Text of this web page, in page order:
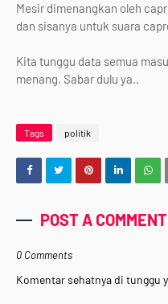
Mesir dimenangkan oleh
dan sisanya untuk suara
Kita tunggu data semua
menang. Sabar dulu ya..
Tags politik
POST A COMMENT
0 Comments
Komentar sehatnya di tunggu